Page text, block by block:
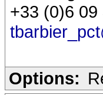
+33 (0)6 09
Options: